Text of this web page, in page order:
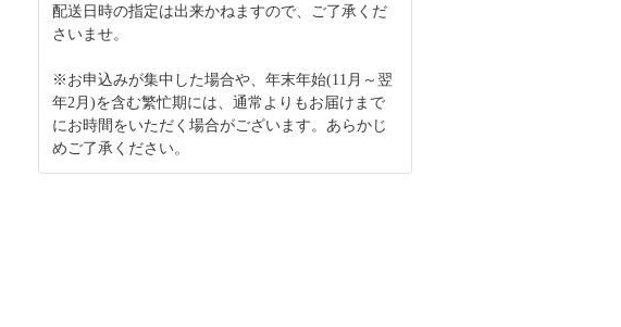
配送日時の指定は出来かねますので、ご了承くだ
さいませ。
※お申込みが集中した場合や、年末年始(11月～翌
年2月)を含む繁忙期には、通常よりもお届けまで
にお時間をいただく場合がございます。あらかじ
めご了承ください。